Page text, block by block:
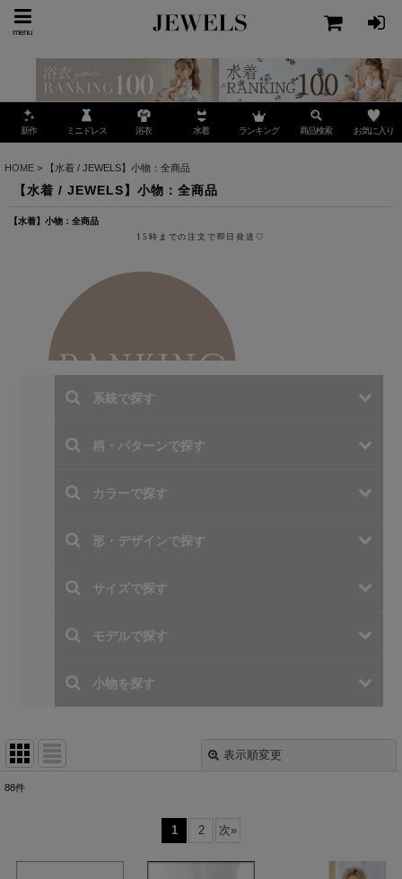
menu
新作 ミニドレス 浴衣 水着 ランキング 商品検索 お気に入り
HOME > 【水着 / JEWELS】小物：全商品
【水着 / JEWELS】小物：全商品
【水着】小物：全商品
表示順変更
88件
1 2 次»